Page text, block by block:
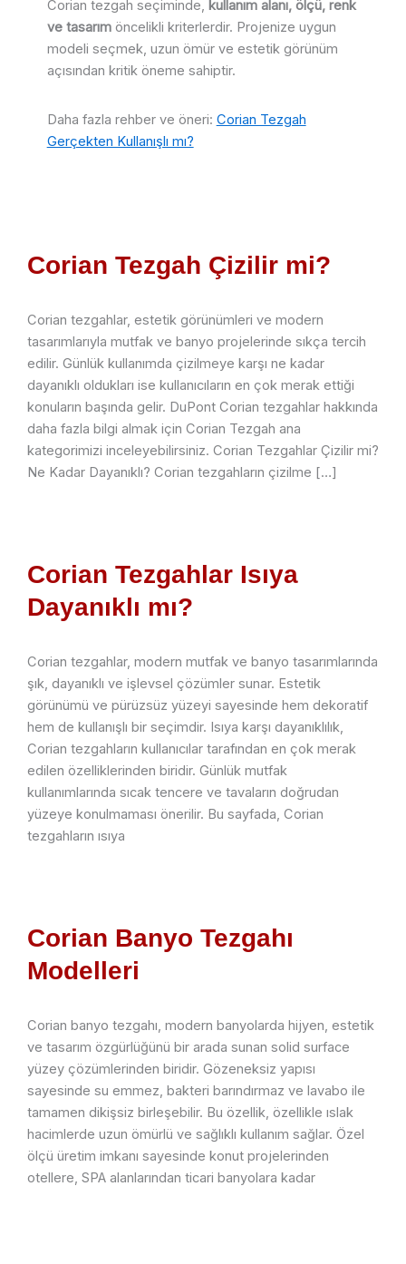
Corian tezgah seçiminde, kullanım alanı, ölçü, renk
ve tasarımöncelikli kriterlerdir. Projenize uygun
modeli seçmek, uzun ömür ve estetik görünüm
açısından kritik öneme sahiptir.
Daha fazla rehber ve öneri: Corian Tezgah
Gerçekten Kullanışlı mı?
Corian Tezgah Çizilir mi?
Corian tezgahlar, estetik görünümleri ve modern
tasarımlarıyla mutfak ve banyo projelerinde sıkça tercih
edilir. Günlük kullanımda çizilmeye karşı ne kadar
dayanıklı oldukları ise kullanıcıların en çok merak ettiği
konuların başında gelir. DuPont Corian tezgahlar hakkında
daha fazla bilgi almak için Corian Tezgah ana
kategorimizi inceleyebilirsiniz. Corian Tezgahlar Çizilir mi?
Ne Kadar Dayanıklı? Corian tezgahların çizilme […]
Corian Tezgahlar Isıya
Dayanıklı mı?
Corian tezgahlar, modern mutfak ve banyo tasarımlarında
şık, dayanıklı ve işlevsel çözümler sunar. Estetik
görünümü ve pürüzsüz yüzeyi sayesinde hem dekoratif
hem de kullanışlı bir seçimdir. Isıya karşı dayanıklılık,
Corian tezgahların kullanıcılar tarafından en çok merak
edilen özelliklerinden biridir. Günlük mutfak
kullanımlarında sıcak tencere ve tavaların doğrudan
yüzeye konulmaması önerilir. Bu sayfada, Corian
tezgahların ısıya
Corian Banyo Tezgahı
Modelleri
Corian banyo tezgahı, modern banyolarda hijyen, estetik
ve tasarım özgürlüğünü bir arada sunan solid surface
yüzey çözümlerinden biridir. Gözeneksiz yapısı
sayesinde su emmez, bakteri barındırmaz ve lavabo ile
tamamen dikişsiz birleşebilir. Bu özellik, özellikle ıslak
hacimlerde uzun ömürlü ve sağlıklı kullanım sağlar. Özel
ölçü üretim imkanı sayesinde konut projelerinden
otellere, SPA alanlarından ticari banyolara kadar